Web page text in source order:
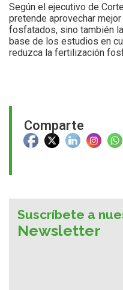
Comparte
Según el ejecutivo de
pretende aprovechar
fosfatados, sino también
base de los estudios en
reduzca la fertilización
Suscríbete a
Newsletter